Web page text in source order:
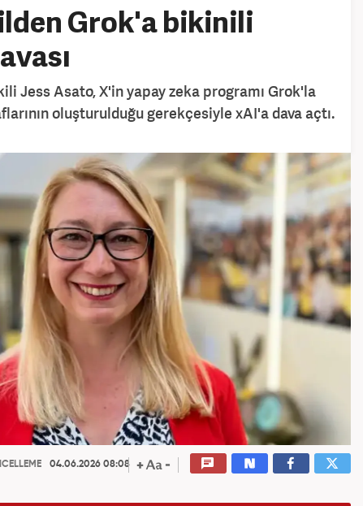
Grok'a bikinili
Jess Asato, X'in yapay zeka programı Grok'la
oluşturulduğu gerekçesiyle xAI'a dava açtı.
04.06.2026 08:08